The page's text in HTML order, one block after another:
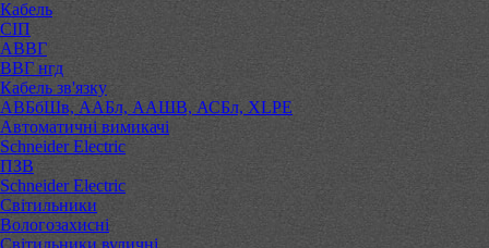
Кабель
СІП
АВВГ
ВВГ нгд
Кабель зв'язку
АВБбШв, ААБл, ААШВ, АСБл, XLPE
Автоматичні вимикачі
Schneider Electric
ПЗВ
Schneider Electric
Світильники
Вологозахисні
Світильники вуличні